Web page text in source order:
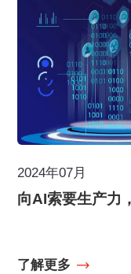
2024年07月
向AI索要生产力
了解更多